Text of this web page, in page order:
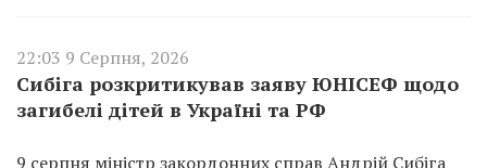
22:03 9 Серпня, 2026
Сибіга розкритикував заяву ЮНІСЕФ щодо
загибелі дітей в Україні та РФ
9 серпня міністр закордонних справ Андрій Сибіга